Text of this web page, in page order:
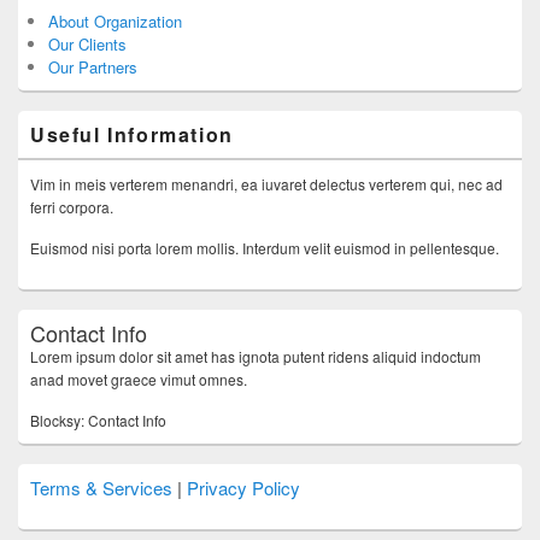
About Organization
Our Clients
Our Partners
Useful Information
Vim in meis verterem menandri, ea iuvaret delectus verterem qui, nec ad
ferri corpora.
Euismod nisi porta lorem mollis. Interdum velit euismod in pellentesque.
Contact Info
Lorem ipsum dolor sit amet has ignota putent ridens aliquid indoctum
anad movet graece vimut omnes.
Blocksy: Contact Info
Terms & Services | Privacy Policy